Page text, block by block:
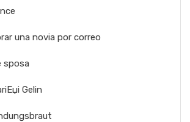
una novia por correo
sposa
Gelin